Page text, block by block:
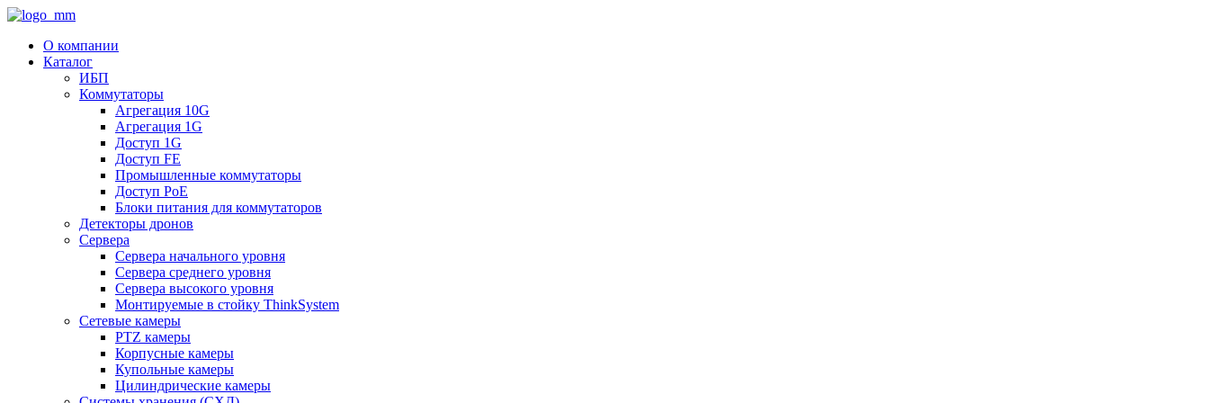
О компании
Каталог
ИБП
Коммутаторы
Агрегация 10G
Агрегация 1G
Доступ 1G
Доступ FE
Промышленные коммутаторы
Доступ PoE
Блоки питания для коммутаторов
Детекторы дронов
Сервера
Сервера начального уровня
Сервера среднего уровня
Сервера высокого уровня
Монтируемые в стойку ThinkSystem
Сетевые камеры
PTZ камеры
Корпусные камеры
Купольные камеры
Цилиндрические камеры